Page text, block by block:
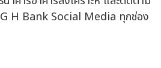
G H Bank Social Media ทุกช่อง